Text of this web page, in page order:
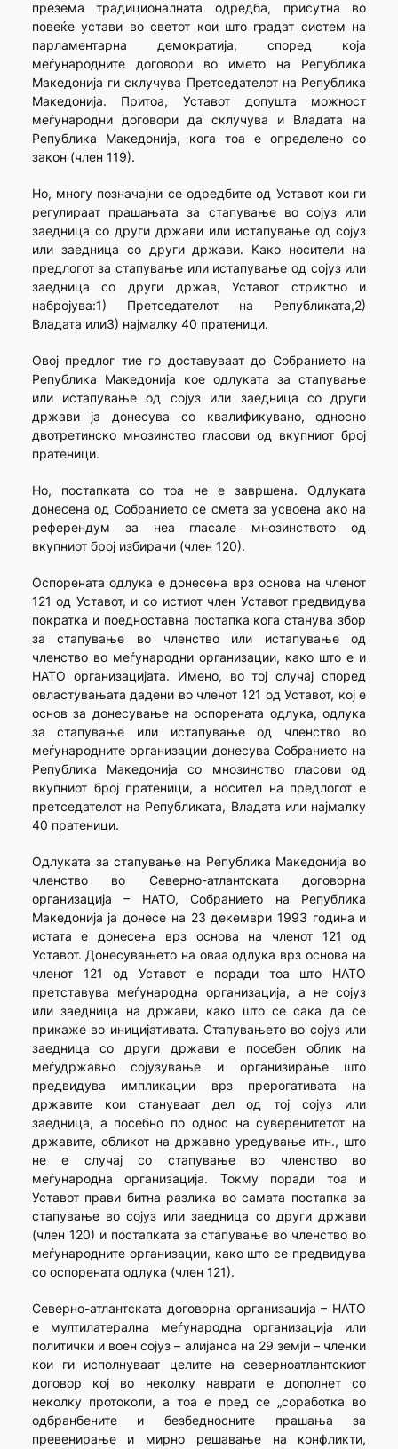
презема традиционалната одредба, присутна во
повеќе устави во светот кои што градат систем на
парламентарна демократија, според која
меѓународните договори во името на Република
Македонија ги склучува Претседателот на Република
Македонија. Притоа, Уставот допушта можност
меѓународни договори да склучува и Владата на
Република Македонија, кога тоа е определено со
закон (член 119).
Но, многу позначајни се одредбите од Уставот кои ги
регулираат прашањата за стапување во сојуз или
заедница со други држави или истапување од сојуз
или заедница со други држави. Како носители на
предлогот за стапување или истапување од сојуз или
заедница со други држав, Уставот стриктно и
набројува:1) Претседателот на Републиката,2)
Владата или3) најмалку 40 пратеници.
Овој предлог тие го доставуваат до Собранието на
Република Македонија кое одлуката за стапување
или истапување од сојуз или заедница со други
држави ја донесува со квалификувано, односно
двотретинско мнозинство гласови од вкупниот број
пратеници.
Но, постапката со тоа не е завршена. Одлуката
донесена од Собранието се смета за усвоена ако на
референдум за неа гласале мнозинството од
вкупниот број избирачи (член 120).
Оспорената одлука е донесена врз основа на членот
121 од Уставот, и со истиот член Уставот предвидува
пократка и поедноставна постапка кога станува збор
за стапување во членство или истапување од
членство во меѓународни организации, како што е и
НАТО организацијата. Имено, во тој случај според
овластувањата дадени во членот 121 од Уставот, кој е
основ за донесување на оспорената одлука, одлука
за стапување или истапување од членство во
меѓународните организации донесува Собранието на
Република Македонија со мнозинство гласови од
вкупниот број пратеници, а носител на предлогот е
претседателот на Републиката, Владата или најмалку
40 пратеници.
Одлуката за стапување на Република Македонија во
членство во Северно-атлантската договорна
организација – НАТО, Собранието на Република
Македонија ја донесе на 23 декември 1993 година и
истата е донесена врз основа на членот 121 од
Уставот. Донесувањето на оваа одлука врз основа на
членот 121 од Уставот е поради тоа што НАТО
претставува меѓународна организација, а не сојуз
или заедница на држави, како што се сака да се
прикаже во иницијативата. Стапувањето во сојуз или
заедница со други држави е посебен облик на
меѓудржавно сојузување и организирање што
предвидува импликации врз прерогативата на
државите кои стануваат дел од тој сојуз или
заедница, а посебно по однос на суверенитетот на
државите, обликот на државно уредување итн., што
не е случај со стапување во членство во
меѓународна организација. Токму поради тоа и
Уставот прави битна разлика во самата постапка за
стапување во сојуз или заедница со други држави
(член 120) и постапката за стапување во членство во
меѓународните организации, како што се предвидува
со оспорената одлука (член 121).
Северно-атлантската договорна организација – НАТО
е мултилатерална меѓународна организација или
политички и воен сојуз – алијанса на 29 земји – членки
кои ги исполнуваат целите на северноатлантскиот
договор кој во неколку наврати е дополнет со
неколку протоколи, а тоа е пред се „соработка во
одбранбените и безбедносните прашања за
превенирање и мирно решавање на конфликти,